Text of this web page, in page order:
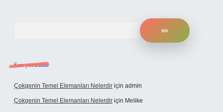
Son yorumlar
Çokgenin Temel Elemanları Nelerdir için admin
Çokgenin Temel Elemanları Nelerdir için Melike